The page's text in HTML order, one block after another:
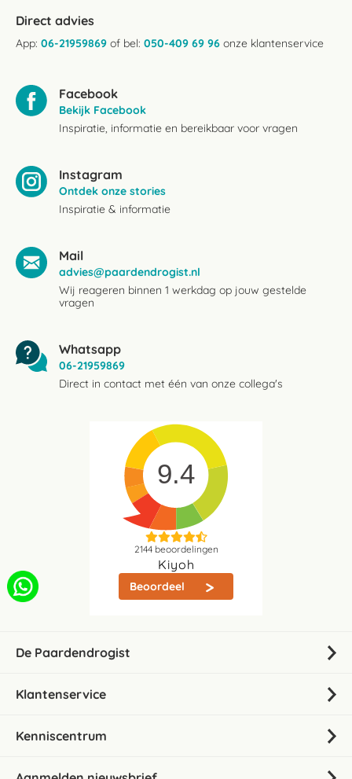
Direct advies
App: 06-21959869 of bel: 050-409 69 96 onze klantenservice
Facebook
Bekijk Facebook
Inspiratie, informatie en bereikbaar voor vragen
Instagram
Ontdek onze stories
Inspiratie & informatie
Mail
advies@paardendrogist.nl
Wij reageren binnen 1 werkdag op jouw gestelde
vragen
Whatsapp
06-21959869
Direct in contact met één van onze collega's
9.4
2144beoordelingen
Kiyoh
Beoordeel
De Paardendrogist
Klantenservice
Kenniscentrum